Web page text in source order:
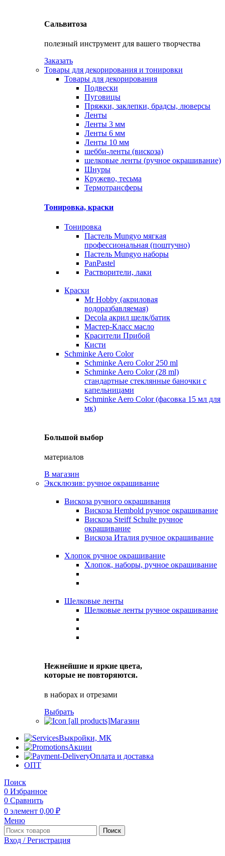
Сальвитоза
полезный инструмент для вашего творчества
Заказать
Товары для декорирования и тонировки
Товары для декорирования
Подвески
Пуговицы
Пряжки, заклепки, брадсы, люверсы
Ленты
Ленты 3 мм
Ленты 6 мм
Ленты 10 мм
шебби-ленты (вискоза)
шелковые ленты (ручное окрашивание)
Шнуры
Кружево, тесьма
Термотрансферы
Тонировка, краски
Тонировка
Пастель Mungyo мягкая
профессиональная (поштучно)
Пастель Mungyo наборы
PanPastel
Растворители, лаки
Краски
Mr Hobby (акриловая
водоразбавляемая)
Decola акрил шелк/батик
Мастер-Класс масло
Красители Прибой
Кисти
Schminke Aero Color
Schminke Aero Color 250 ml
Schminke Aero Color (28 ml)
стандартные стеклянные баночки с
капельницами
Schminke Aero Color (фасовка 15 мл для
мк)
Большой выбор
материалов
В магазин
Эксклюзив: ручное окрашивание
Вискоза ручного окрашивания
Вискоза Hembold ручное окрашивание
Вискоза Steiff Schulte ручное
окрашивание
Вискоза Италия ручное окрашивание
Хлопок ручное окрашивание
Хлопок, наборы, ручное окрашивание
Шелковые ленты
Шелковые ленты ручное окрашивание
Нежнейшие и яркие цвета,
которые не повторяются.
в наборах и отрезами
Выбрать
Магазин
Выкройки, МК
Акции
Оплата и доставка
ОПТ
Поиск
0 Избранное
0 Сравнить
0 элемент 0,00 ₽
Меню
Поиск
Вход / Регистрация